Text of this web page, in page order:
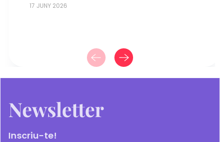
17 JUNY 2026
Newsletter
Inscriu-te!